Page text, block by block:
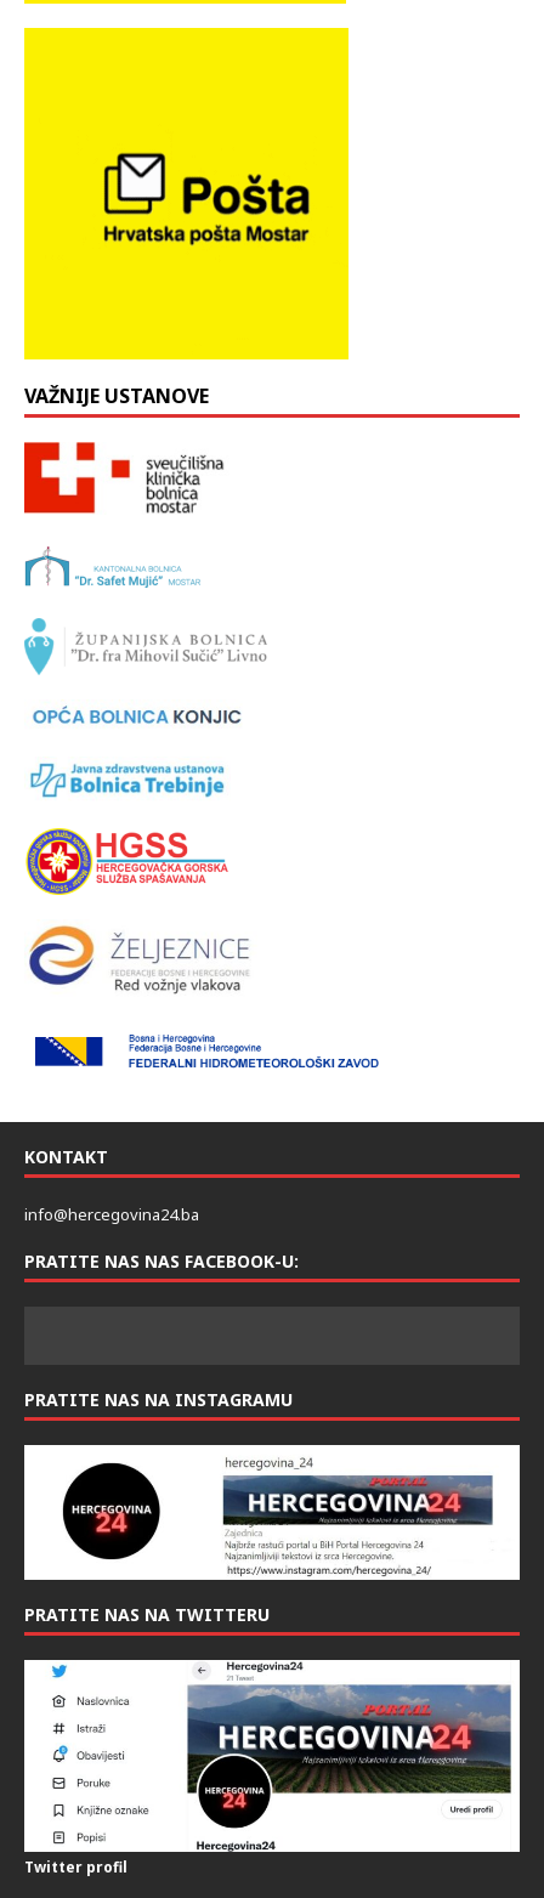
VAŽNIJE USTANOVE
KONTAKT
info@hercegovina24.ba
PRATITE NAS NAS FACEBOOK-U:
PRATITE NAS NA INSTAGRAMU
PRATITE NAS NA TWITTERU
Twitter profil